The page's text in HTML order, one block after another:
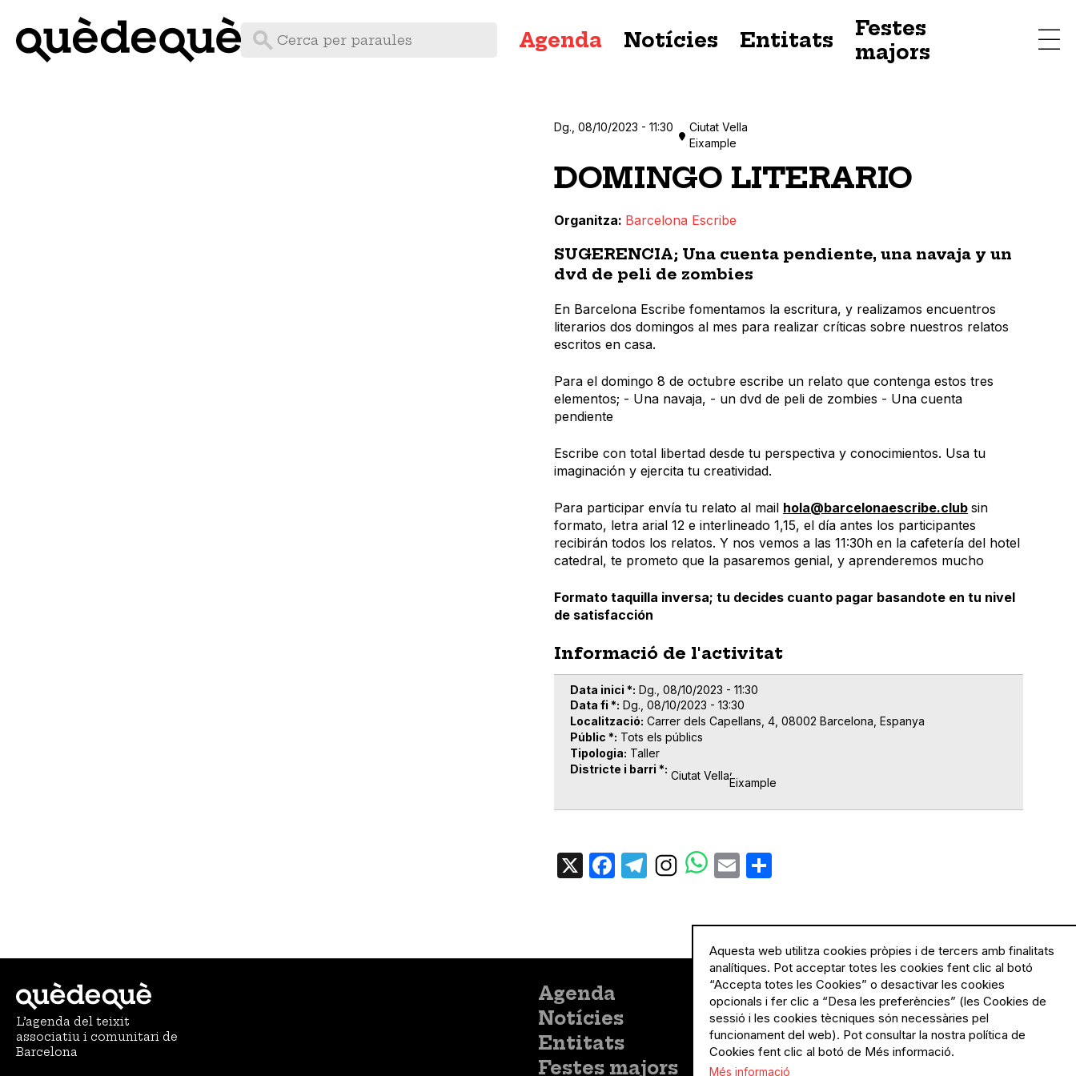
principal
Agenda Notícies Entitats
Festes
majors
Dg., 08/10/2023 - 11:30
Ciutat Vella
Eixample
DOMINGO LITERARIO
Organitza Barcelona Escribe
SUGERENCIA; Una cuenta pendiente, una navaja y un
dvd de peli de zombies
En Barcelona Escribe fomentamos la escritura, y realizamos encuentros
literarios dos domingos al mes para realizar críticas sobre nuestros relatos
escritos en casa.
Para el domingo 8 de octubre escribe un relato que contenga estos tres
elementos; - Una navaja, - un dvd de peli de zombies - Una cuenta
pendiente
Escribe con total libertad desde tu perspectiva y conocimientos. Usa tu
imaginación y ejercita tu creatividad.
Para participar envía tu relato al mail hola@barcelonaescribe.club sin
formato, letra arial 12 e interlineado 1,15, el día antes los participantes
recibirán todos los relatos. Y nos vemos a las 11:30h en la cafetería del hotel
catedral, te prometo que la pasaremos genial, y aprenderemos mucho
Formato taquilla inversa; tu decides cuanto pagar basandote en tu nivel
de satisfacción
Informació de l'activitat
Data inici * Dg., 08/10/2023 - 11:30
Data fi * Dg., 08/10/2023 - 13:30
Localització Carrer dels Capellans, 4, 08002 Barcelona, Espanya
Públic * Tots els públics
Tipologia Taller
Districte i barri * Ciutat VellaEixample
X Facebook
TelegramEmail
L’agenda del teixit
associatiu i comunitari de
Barcelona
Menú
principal
Agenda
Notícies
Entitats
Festes majors
Menú
Legal
Política de privacitat
Avís legal
Política de cookies
Aquesta web utilitza cookies pròpies i de tercers amb finalitats
analítiques. Pot acceptar totes les cookies fent clic al botó
“Accepta totes les Cookies” o desactivar les cookies
opcionals i fer clic a “Desa les preferències” (les Cookies de
sessió i les cookies tècniques són necessàries pel
funcionament del web). Pot consultar la nostra política de
Cookies fent clic al botó de Més informació.
Més informació